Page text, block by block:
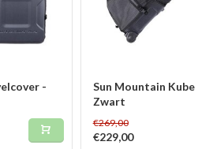
-
Sun Mountain
Zwart
€269,00
€229,00